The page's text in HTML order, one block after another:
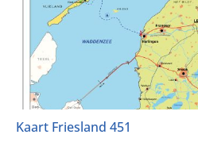
Kaart Friesland 451